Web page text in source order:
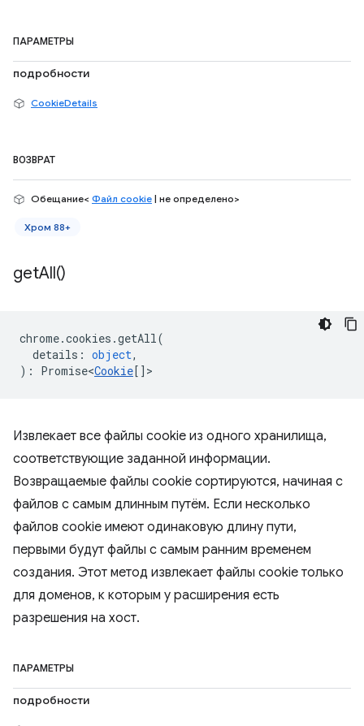
ПАРАМЕТРЫ
подробности
CookieDetails
ВОЗВРАТ
Обещание< Файл cookie | не определено>
Хром 88+
getAll()
chrome.cookies .getAll(
details : object,
) : Promise<Cookie[] >
Извлекает все файлы cookie из одного хранилища,
соответствующие заданной информации.
Возвращаемые файлы cookie сортируются, начиная с
файлов с самым длинным путём. Если несколько
файлов cookie имеют одинаковую длину пути,
первыми будут файлы с самым ранним временем
создания. Этот метод извлекает файлы cookie только
для доменов, к которым у расширения есть
разрешения на хост.
ПАРАМЕТРЫ
подробности